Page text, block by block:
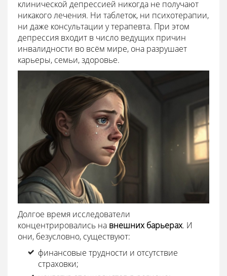
клинической депрессией никогда не получают
никакого лечения. Ни таблеток, ни психотерапии,
ни даже консультации у терапевта. При этом
депрессия входит в число ведущих причин
инвалидности во всём мире, она разрушает
карьеры, семьи, здоровье.
Долгое время исследователи
концентрировались на внешних барьерах. И
они, безусловно, существуют:
финансовые трудности и отсутствие
страховки;